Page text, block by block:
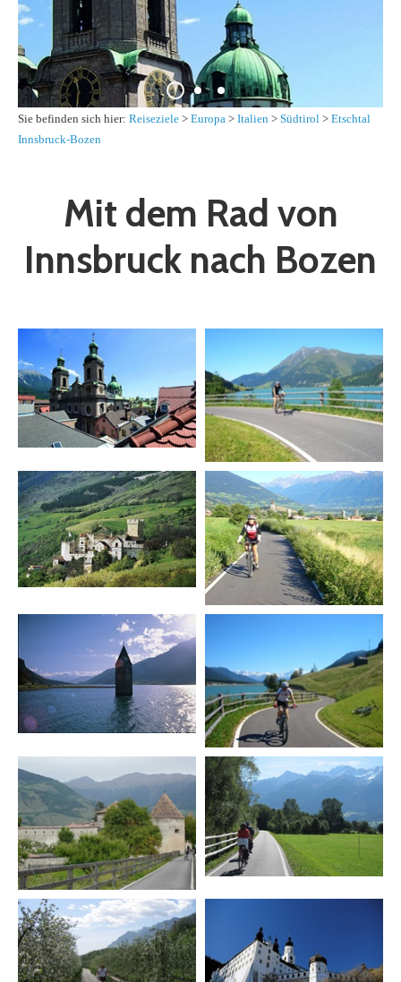
Sie befinden sich hier: Reiseziele > Europa > Italien > Südtirol > Etschtal
Innsbruck-Bozen
Mit dem Rad von
Innsbruck nach Bozen